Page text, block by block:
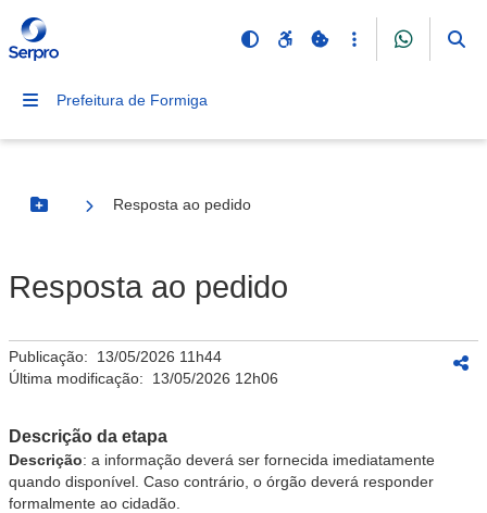
Prefeitura de Formiga
Botão Menu
Resposta ao pedido
Resposta ao pedido
Publicação: 13/05/2026 11h44
Última modificação: 13/05/2026 12h06
Descrição da etapa
Descrição: a informação deverá ser fornecida imediatamente
quando disponível. Caso contrário, o órgão deverá responder
formalmente ao cidadão.